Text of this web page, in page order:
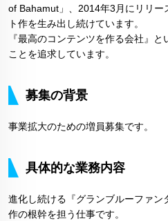
of Bahamut」、2014年3月にリリー
ト作を生み出し続けています。
『最高のコンテンツを作る会社』
ことを追求しています。
募集の背景
事業拡大のための増員募集です。
具体的な業務内容
進化し続ける『グランブルーファン
作の根幹を担う仕事です。